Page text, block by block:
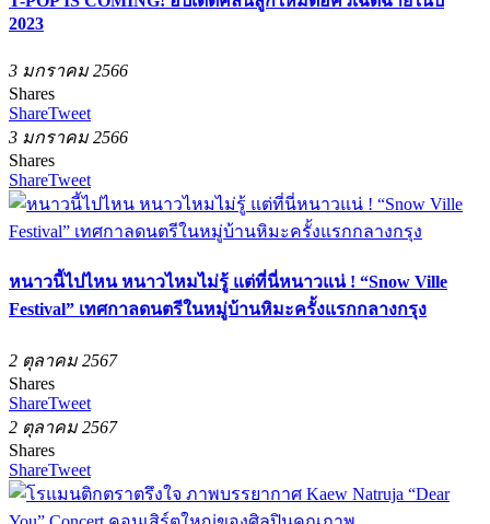
2023
3 มกราคม 2566
Shares
ShareTweet
3 มกราคม 2566
Shares
ShareTweet
หนาวนี้ไปไหน หนาวไหมไม่รู้ แต่ที่นี่หนาวแน่ ! “Snow Ville
Festival” เทศกาลดนตรีในหมู่บ้านหิมะครั้งแรกกลางกรุง
2 ตุลาคม 2567
Shares
ShareTweet
2 ตุลาคม 2567
Shares
ShareTweet